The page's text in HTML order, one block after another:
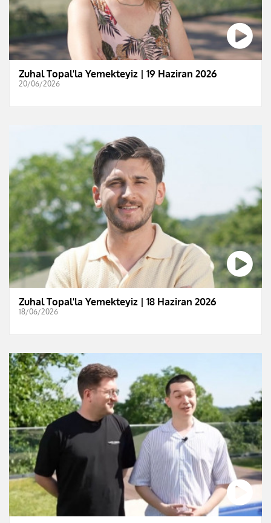
Zuhal Topal'la Yemekteyiz | 19 Haziran 2026
20/06/2026
Zuhal Topal'la Yemekteyiz | 18 Haziran 2026
18/06/2026